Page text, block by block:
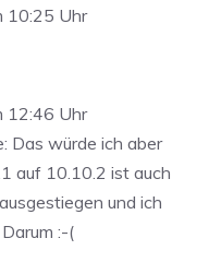
10:25 Uhr
12:46 Uhr
Das würde ich aber
auf 10.10.2 ist auch
und ich
:-(